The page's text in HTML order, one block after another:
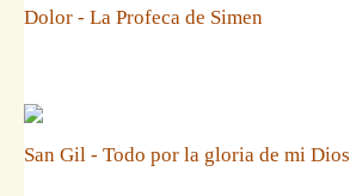
Dolor - La Profeca de Simen
San Gil - Todo por la gloria de mi Dios